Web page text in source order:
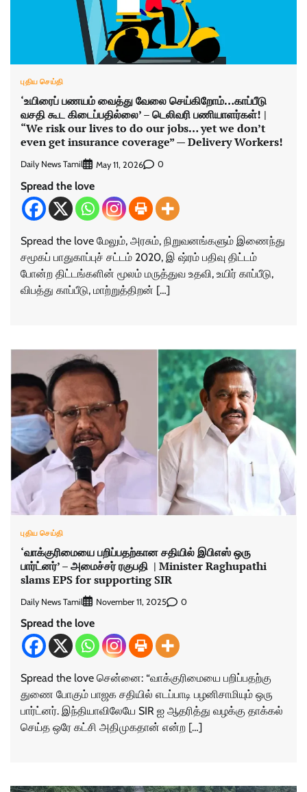
புதிய செய்தி
‘உயிரைப் பணயம் வைத்து வேலை செய்கிறோம்…காப்பீடு
வசதி கூட கிடைப்பதில்லை’ – டெலிவரி பணியாளர்கள்! |
“We risk our lives to do our jobs… yet we don’t
even get insurance coverage” — Delivery Workers!
Daily News Tamil May 11, 2026 0
Spread the love
Spread the love மேலும், அரசும், நிறுவனங்களும் இணைந்து
சமூகப் பாதுகாப்புச் சட்டம் 2020, இ ஷ்ரம் பதிவு திட்டம்
போன்ற திட்டங்களின் மூலம் மருத்துவ உதவி, உயிர் காப்பீடு,
விபத்து காப்பீடு, மாற்றுத்திறன் […]
புதிய செய்தி
‘வாக்குரிமையை பறிப்பதற்கான சதியில் இபிஎஸ் ஒரு
பார்ட்னர்’ – அமைச்சர் ரகுபதி | Minister Raghupathi
slams EPS for supporting SIR
Daily News Tamil November 11, 2025 0
Spread the love
Spread the love சென்னை: “வாக்குரிமையை பறிப்பதற்கு
துணை போகும் பாஜக சதியில் எடப்பாடி பழனிசாமியும் ஒரு
பார்ட்னர். இந்தியாவிலேயே SIR ஐ ஆதரித்து வழக்கு தாக்கல்
செய்த ஒரே கட்சி அதிமுகதான் என்ற […]